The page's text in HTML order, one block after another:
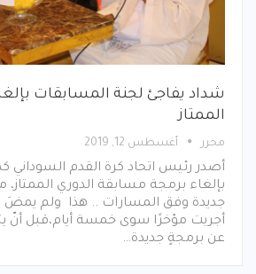
شداد يفاجئ لجنة المسابقات
الممتاز
محرر أغسطس 12, 2019
أصدر رئيس اتحاد كرة القدم السوداني
بإلغاء برمجة مسابقة الدوري الممتاز،
جديدة وفق المسارات .. هذا ولم يمضَ
أجريت مؤخرًا سوى خمسة أيام،قبل أنّ
عن برمجةٍ جديدة…